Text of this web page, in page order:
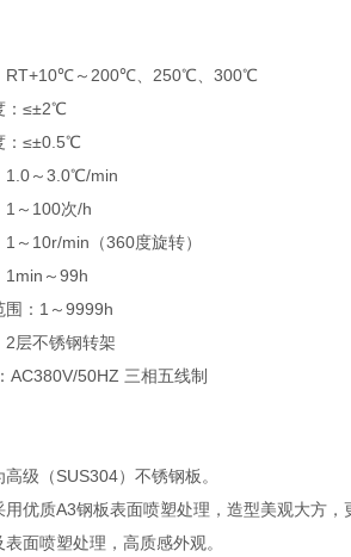
RT+10℃～200℃、250℃、300℃
：≤±2℃
：≤±0.5℃
1.0～3.0℃/min
1～100次/h
～10r/min（360度旋转）
1min～99h
围：1～9999h
2层不锈钢转架
AC380V/50HZ 三相五线制
级（SUS304）不锈钢板。
优质A3钢板表面喷塑处理，造型美观大方，
面喷塑处理，高质感外观。